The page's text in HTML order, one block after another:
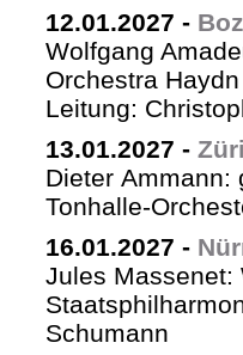
12.01.2027 -
Wolfgang
Orchestra
Leitung:
13.01.2027 -
Dieter Ammann:
Tonhalle-
16.01.2027 -
Jules Massenet:
Schumann